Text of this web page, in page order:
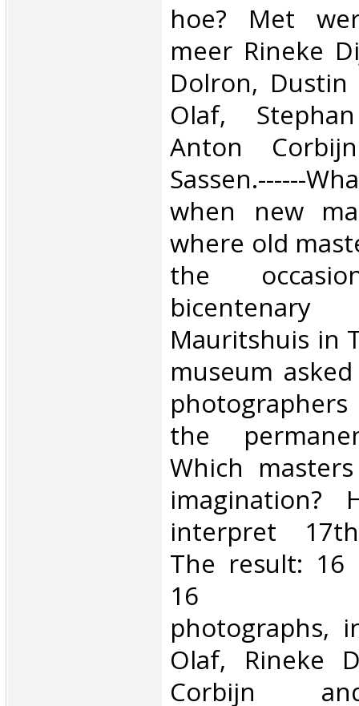
hoe? Met
meer Rineke
Dolron,
Olaf,
Anton
Sassen.------
when new
where old
the
Mauritshuis in
museum
the
Which
interpret
The result: 16
16
photographs,
Olaf, Rineke
Corbijn